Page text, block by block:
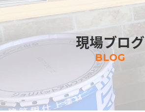
現場ブログ
BLOG